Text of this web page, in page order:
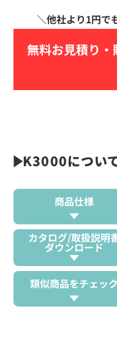
無料お見積り・
K3000につい
商品仕様
カタログ/取扱説明
ダウンロード
類似商品をチェック